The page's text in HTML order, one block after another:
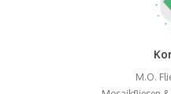
M.O.